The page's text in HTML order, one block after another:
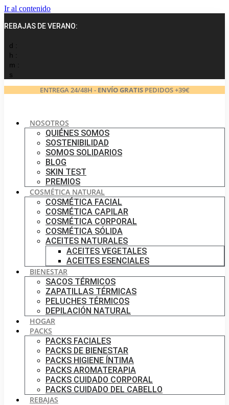
Ir al contenido
REBAJAS DE VERANO:
d :
h :
m :
s
ENTREGA 24/48H - ENVÍO GRATISPEDIDOS +39€
NOSOTROS
QUIÉNES SOMOS
SOSTENIBILIDAD
SOMOS SOLIDARIOS
BLOG
SKIN TEST
PREMIOS
COSMÉTICA NATURAL
COSMÉTICA FACIAL
COSMÉTICA CAPILAR
COSMÉTICA CORPORAL
COSMÉTICA SÓLIDA
ACEITES NATURALES
ACEITES VEGETALES
ACEITES ESENCIALES
BIENESTAR
SACOS TÉRMICOS
ZAPATILLAS TÉRMICAS
PELUCHES TÉRMICOS
DEPILACIÓN NATURAL
HOGAR
PACKS
PACKS FACIALES
PACKS DE BIENESTAR
PACKS HIGIENE ÍNTIMA
PACKS AROMATERAPIA
PACKS CUIDADO CORPORAL
PACKS CUIDADO DEL CABELLO
REBAJAS